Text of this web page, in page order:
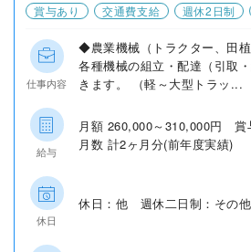
賞与あり
交通費支給 週休2日制
仕事内容
◆農業機械（トラクター、田植
各種機械の組立・配達（引取
きます。 （軽～大型トラッ...
給与
月額 260,000～310,000円
月数 計2ヶ月分(前年度実績)
休日
休日：他 週休二日制：その